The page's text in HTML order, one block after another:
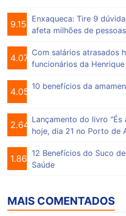
9.153
Enxaqueca: Tire 9
afeta milhões de pessoas
4.073
Com salários atrasados
funcionários da
4.055
10 benefícios da
2.646
Lançamento do livro “És
hoje, dia 21 no Porto de
1.863
12 Benefícios do Suco
Saúde
MAIS COMENTADOS